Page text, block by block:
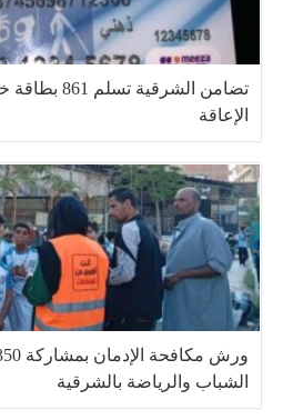
تضامن الشرقية
الإعاقة
الشباب والرياضة بالشرقية